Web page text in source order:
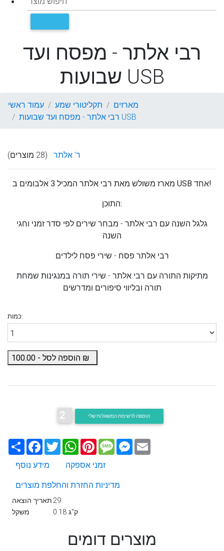
רבי אלתר - מפסח ועד
שבועות USB
עמוד ראשי תקליטורי שמע
מארזים
רבי אלתר - מפסח ועד שבועות USB
ר' אלתר (28 מוצרים)
מארז משולש מאת רבי אלתר המכיל 3 אלבומים ב USB אחד!
התוכן:
גלגל השנה עם רבי אלתר - מבחר שירים לפי סדר זמני וחגי
השנה
רבי אלתר פסח - שירי פסח לילדים
מתיקות התורה עם רבי אלתר - שירי תורה במנגינות שמחת
תורה ובליווי סיפורים ומדרשים
כמות:
הוספה לסל - 100.00
2 הוספה לרשימת המשאלות שלי
שתף Facebook
TwitterWhatsApp
PinterestMessageMessenger
מידע נוסף
זמני אספקה
מדיניות החזרת והחלפת מוצרים
תאריך הוצאה29
משקל
0.18 ק"ג
מוצרים דומים